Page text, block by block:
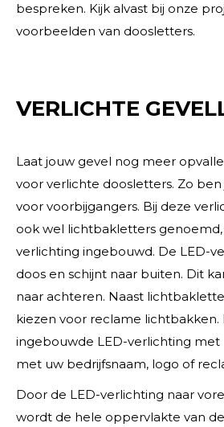
bespreken. Kijk alvast bij onze
voorbeelden van doosletters.
VERLICHTE
Laat jouw gevel nog meer
voor verlichte doosletters. Zo
voor voorbijgangers. Bij deze
ook wel lichtbakletters
verlichting ingebouwd. De LED-
doos en schijnt naar buiten. Dit
naar achteren. Naast
kiezen voor reclame
ingebouwde LED-verlichting
met uw bedrijfsnaam, logo of
Door de LED-verlichting naar
wordt de hele oppervlakte van